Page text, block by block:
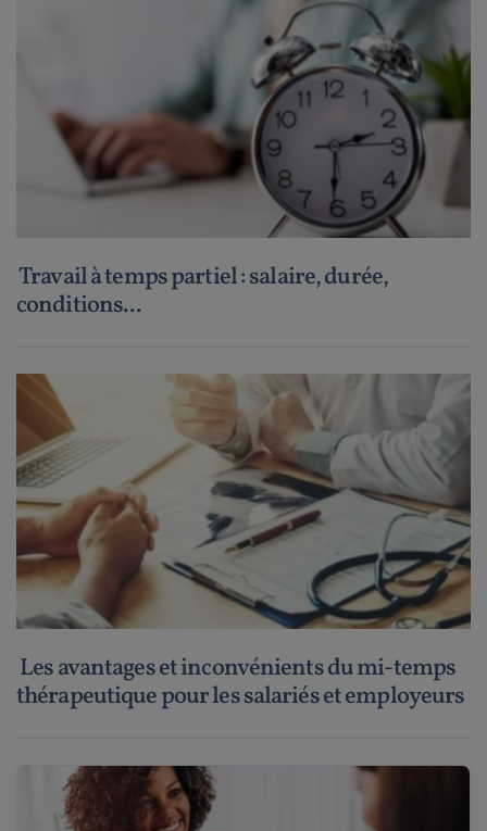
Travail à temps partiel : salaire, durée,
conditions...
Les avantages et inconvénients du mi-temps
thérapeutique pour les salariés et employeurs